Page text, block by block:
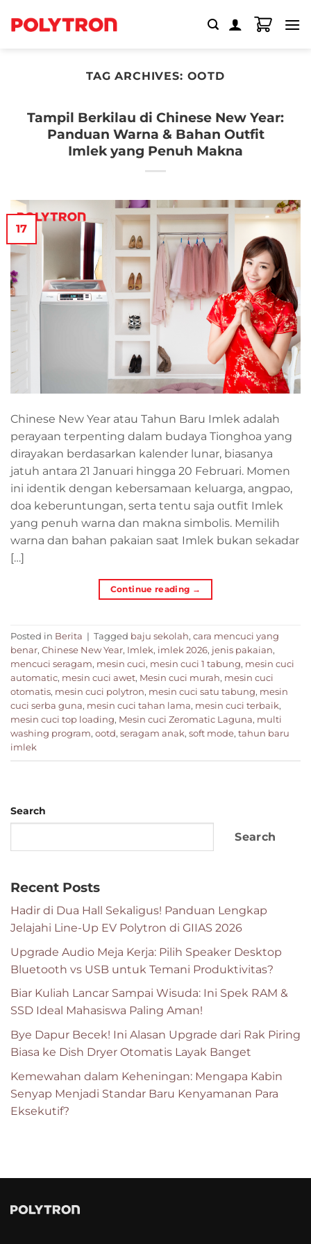
TAG ARCHIVES: OOTD
Tampil Berkilau di Chinese New Year:
Panduan Warna & Bahan Outfit
Imlek yang Penuh Makna
17
Chinese New Year atau Tahun Baru Imlek adalah
perayaan terpenting dalam budaya Tionghoa yang
dirayakan berdasarkan kalender lunar, biasanya
jatuh antara 21 Januari hingga 20 Februari. Momen
ini identik dengan kebersamaan keluarga, angpao,
doa keberuntungan, serta tentu saja outfit Imlek
yang penuh warna dan makna simbolis. Memilih
warna dan bahan pakaian saat Imlek bukan sekadar
[…]
Continue reading →
Posted in Berita | Tagged baju sekolah, cara mencuci yang
benar, Chinese New Year, Imlek, imlek 2026, jenis pakaian,
mencuci seragam, mesin cuci, mesin cuci 1 tabung, mesin cuci
automatic, mesin cuci awet, Mesin cuci murah, mesin cuci
otomatis, mesin cuci polytron, mesin cuci satu tabung, mesin
cuci serba guna, mesin cuci tahan lama, mesin cuci terbaik,
mesin cuci top loading, Mesin cuci Zeromatic Laguna, multi
washing program, ootd, seragam anak, soft mode, tahun baru
imlek
Search
Search
Recent Posts
Hadir di Dua Hall Sekaligus! Panduan Lengkap
Jelajahi Line-Up EV Polytron di GIIAS 2026
Upgrade Audio Meja Kerja: Pilih Speaker Desktop
Bluetooth vs USB untuk Temani Produktivitas?
Biar Kuliah Lancar Sampai Wisuda: Ini Spek RAM &
SSD Ideal Mahasiswa Paling Aman!
Bye Dapur Becek! Ini Alasan Upgrade dari Rak Piring
Biasa ke Dish Dryer Otomatis Layak Banget
Kemewahan dalam Keheningan: Mengapa Kabin
Senyap Menjadi Standar Baru Kenyamanan Para
Eksekutif?